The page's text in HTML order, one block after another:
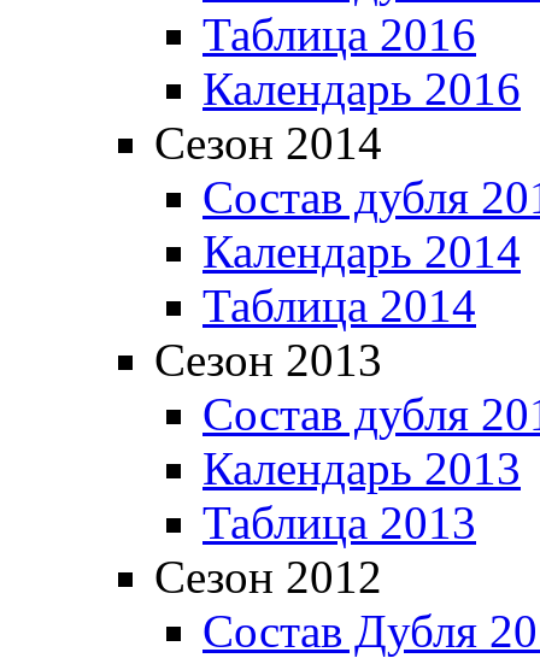
Таблица 2016
Календарь 2016
Сезон 2014
Состав дубля
Календарь 2014
Таблица 2014
Сезон 2013
Состав дубля
Календарь 2013
Таблица 2013
Сезон 2012
Состав Дубля